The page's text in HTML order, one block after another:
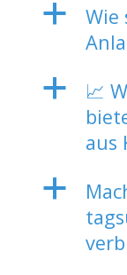
a
Wie
a
📈
aus
a